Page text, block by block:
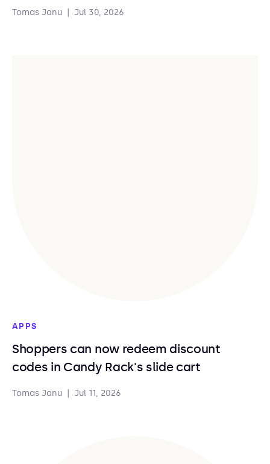
Tomas Janu Jul 30, 2026
APPS
Shoppers can now redeem discount
codes in Candy Rack's slide cart
Tomas Janu Jul 11, 2026